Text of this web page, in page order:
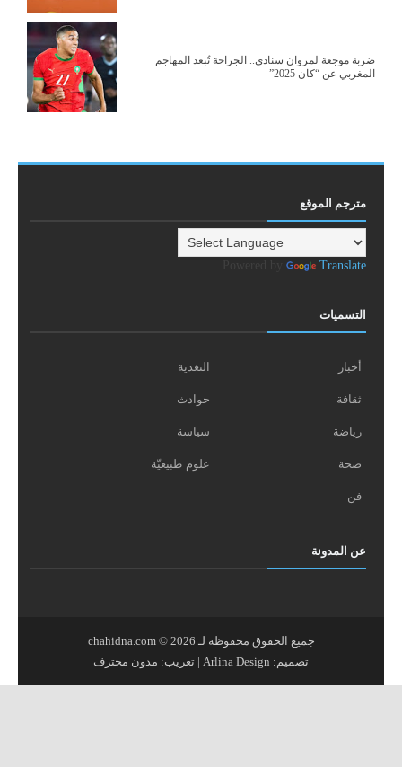
ضربة موجعة لمروان سنادي.. الجراحة تُبعد المهاجم
المغربي عن “كان 2025”
مترجم الموقع
Translate
التسميات
أخبار التغدية
ثقافة حوادث
رياضة سياسة
صحة علوم طبيعيّة
فن
عن المدونة
جميع الحقوق محفوظة لـ chahidna.com© 2026
تصميم: Arlina Design | تعريب: مدون محترف